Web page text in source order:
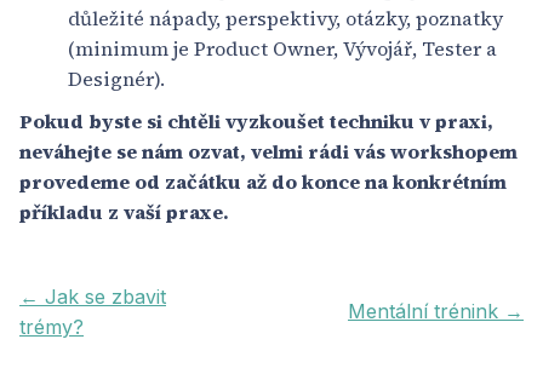
důležité nápady, perspektivy, otázky, poznatky
(minimum je Product Owner, Vývojář, Tester a
Designér).
Pokud byste si chtěli vyzkoušet techniku v praxi,
neváhejte se nám ozvat, velmi rádi vás workshopem
provedeme od začátku až do konce na konkrétním
příkladu z vaší praxe.
← Jak se zbavit
trémy?
Mentální trénink →